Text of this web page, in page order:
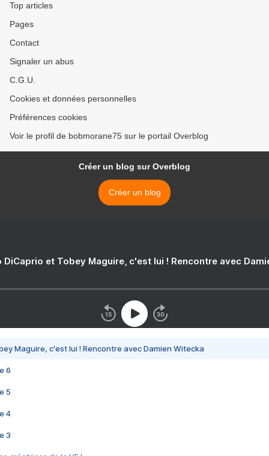
Top articles
Pages
Contact
Signaler un abus
C.G.U.
Cookies et données personnelles
Préférences cookies
Voir le profil de bobmorane75 sur le portail Overblog
Créer un blog sur Overblog
Créer un blog
DiCaprio et Tobey Maguire, c'est lui ! Rencontre avec
Maguire, c'est lui ! Rencontre avec Damien Witecka
6
5
4
3